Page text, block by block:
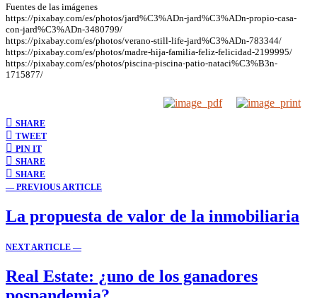
Fuentes de las imágenes
https://pixabay.com/es/photos/jard%C3%ADn-jard%C3%ADn-propio-casa-
con-jard%C3%ADn-3480799/
https://pixabay.com/es/photos/verano-still-life-jard%C3%ADn-783344/
https://pixabay.com/es/photos/madre-hija-familia-feliz-felicidad-2199995/
https://pixabay.com/es/photos/piscina-piscina-patio-nataci%C3%B3n-
1715877/
SHARE
TWEET
PIN IT
SHARE
SHARE
— PREVIOUS ARTICLE
La propuesta de valor de la inmobiliaria
NEXT ARTICLE —
Real Estate: ¿uno de los ganadores